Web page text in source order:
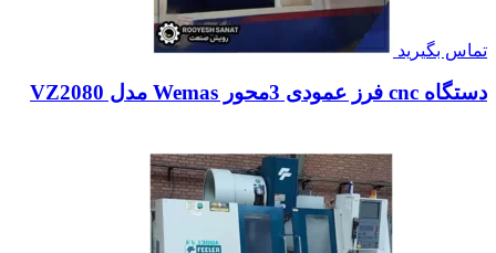
تماس بگیرید
دستگاه cnc فرز عمودی 3محور Wemas مدل VZ2080